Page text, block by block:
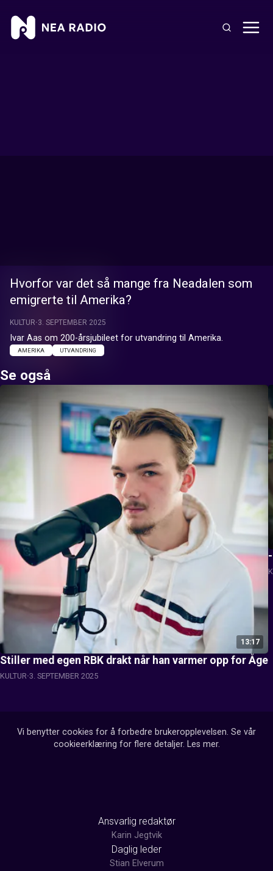
Hvorfor var det så mange fra Neadalen som
emigrerte til Amerika?
KULTUR 3. SEPTEMBER 2025
Ivar Aas om 200-årsjubileet for utvandring til Amerika.
AMERIKA UTVANDRING
Se også
13:17
Stiller med egen RBK drakt når han varmer opp for Åge
KULTUR 3. SEPTEMBER 2025
Vi benytter cookies for å forbedre brukeropplevelsen. Se vår
cookieerklæring for flere detaljer. Les mer.
Ansvarlig redaktør
Karin Jegtvik
Daglig leder
Stian Elverum